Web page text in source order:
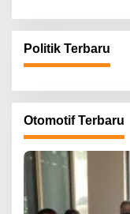
Politik Terbaru
Otomotif Terbaru